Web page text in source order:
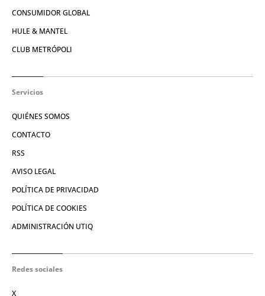
CONSUMIDOR GLOBAL
HULE & MANTEL
CLUB METRÓPOLI
Servicios
QUIÉNES SOMOS
CONTACTO
RSS
AVISO LEGAL
POLÍTICA DE PRIVACIDAD
POLÍTICA DE COOKIES
ADMINISTRACIÓN UTIQ
Redes sociales
X